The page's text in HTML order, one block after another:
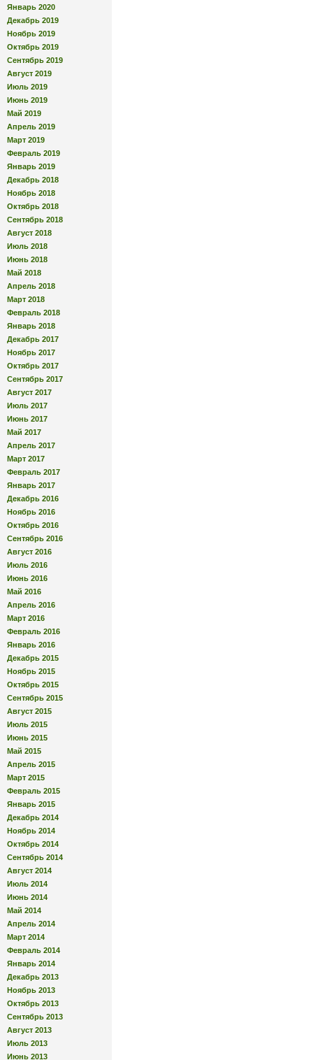
Январь 2020
Декабрь 2019
Ноябрь 2019
Октябрь 2019
Сентябрь 2019
Август 2019
Июль 2019
Июнь 2019
Май 2019
Апрель 2019
Март 2019
Февраль 2019
Январь 2019
Декабрь 2018
Ноябрь 2018
Октябрь 2018
Сентябрь 2018
Август 2018
Июль 2018
Июнь 2018
Май 2018
Апрель 2018
Март 2018
Февраль 2018
Январь 2018
Декабрь 2017
Ноябрь 2017
Октябрь 2017
Сентябрь 2017
Август 2017
Июль 2017
Июнь 2017
Май 2017
Апрель 2017
Март 2017
Февраль 2017
Январь 2017
Декабрь 2016
Ноябрь 2016
Октябрь 2016
Сентябрь 2016
Август 2016
Июль 2016
Июнь 2016
Май 2016
Апрель 2016
Март 2016
Февраль 2016
Январь 2016
Декабрь 2015
Ноябрь 2015
Октябрь 2015
Сентябрь 2015
Август 2015
Июль 2015
Июнь 2015
Май 2015
Апрель 2015
Март 2015
Февраль 2015
Январь 2015
Декабрь 2014
Ноябрь 2014
Октябрь 2014
Сентябрь 2014
Август 2014
Июль 2014
Июнь 2014
Май 2014
Апрель 2014
Март 2014
Февраль 2014
Январь 2014
Декабрь 2013
Ноябрь 2013
Октябрь 2013
Сентябрь 2013
Август 2013
Июль 2013
Июнь 2013